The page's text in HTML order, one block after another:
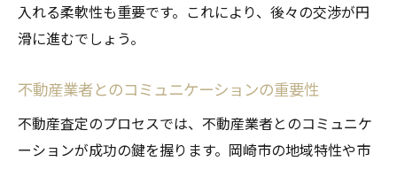
入れる柔軟性も重要です。これにより、後々の交渉が円
滑に進むでしょう。
不動産業者とのコミュニケーションの重要性
不動産査定のプロセスでは、不動産業者とのコミュニケ
ーションが成功の鍵を握ります。岡崎市の地域特性や市